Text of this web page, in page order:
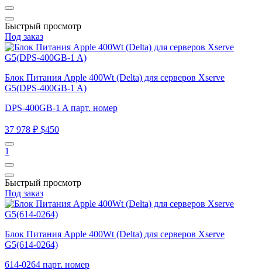
Быстрый просмотр
Под заказ
Блок Питания Apple 400Wt (Delta) для серверов Xserve
G5(DPS-400GB-1 A)
DPS-400GB-1 A парт. номер
37 978 ₽ $450
1
Быстрый просмотр
Под заказ
Блок Питания Apple 400Wt (Delta) для серверов Xserve
G5(614-0264)
614-0264 парт. номер